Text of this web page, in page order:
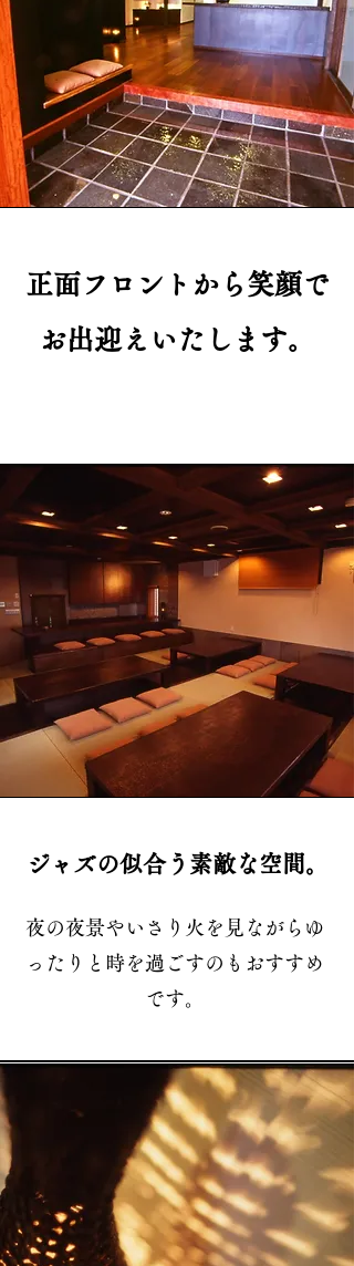
正面フロントから笑顔で
お出迎えいたします。
ジャズの似合う素敵な空間。
夜の夜景やいさり火を見ながらゆ
ったりと時を過ごすのもおすすめ
です。